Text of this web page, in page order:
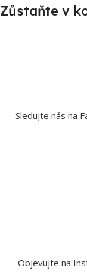
Zůstaňte v
Sledujte nás na
Objevujte na